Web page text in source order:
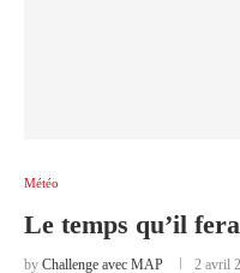
Météo
Le temps qu’il
by Challenge avec MAP 2 avril